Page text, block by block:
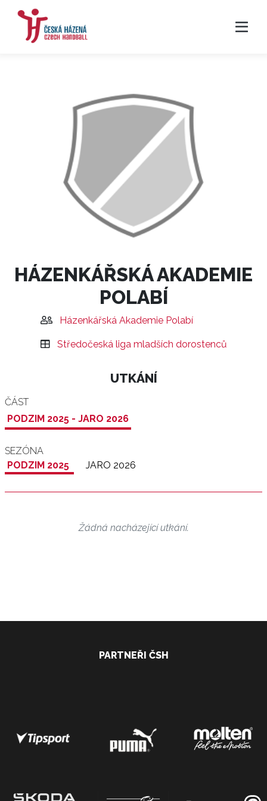
HÁZENKÁŘSKÁ AKADEMIE
POLABÍ
Házenkářská Akademie Polabí
Středočeská liga mladších dorostenců
UTKÁNÍ
ČÁST
PODZIM 2025 - JARO 2026
SEZÓNA
PODZIM 2025
JARO 2026
Žádná nacházející utkání.
PARTNEŘI ČSH